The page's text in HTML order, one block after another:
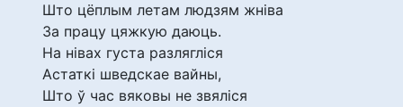
Што цёплым летам людзям жніва
За працу цяжкую даюць.
На нівах густа разлягліся
Астаткі шведскае вайны,
Што ў час вяковы не звяліся